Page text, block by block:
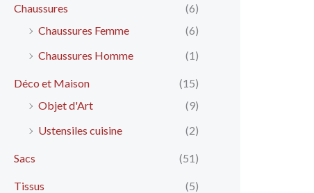
Chaussures
(6)
Chaussures Femme
(6)
Chaussures Homme
(1)
Déco et Maison
(15)
Objet d'Art
(9)
Ustensiles cuisine
(2)
Sacs (51)
Tissus
(5)